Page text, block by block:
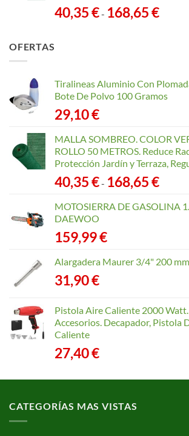
40,35€- 168,65€Rango
168,65
OFERTAS
Tiralineas Aluminio Con
Bote De Polvo 100 Gramos
29,10€
MALLA SOMBREO. COLOR
ROLLO 50 METROS. Reduce
Protección Jardín y Terraza,
40,35€- 168,65€Rango
MOTOSIERRA DE GASOLINA
DAEWOO
159,99€
Alargadera Maurer 3/4" 200
31,90€
Pistola Aire Caliente 2000
Accesorios. Decapador, Pistola
Caliente
27,40€
CATEGORÍAS MAS VISTAS